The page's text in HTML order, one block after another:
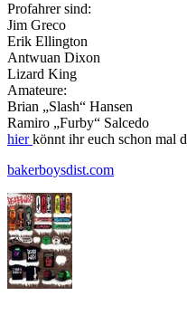
Profahrer sind:
Jim Greco
Erik Ellington
Antwuan Dixon
Lizard King
Amateure:
Brian „Slash“ Hansen
Ramiro „Furby“ Salcedo
hier könnt ihr euch schon mal
bakerboysdist.com